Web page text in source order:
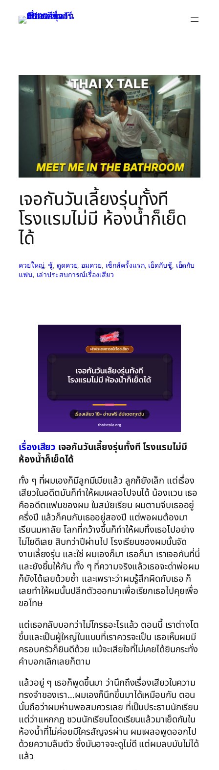
เจอกันวันเลี้ยงรุ่นทั้งที
โรงแรมไม่มี ห้องน้ำก็เย็ด
ได้
ควยใหญ่, ชู้, ดูดควย, อมควย, เซ็กส์ครั้งแรก, เย็ดกับชู้, เย็ดกับ
แฟน, เล่าประสบการณ์เรื่องเสียว
เรื่องเสียว เจอกันวันเลี้ยงรุ่นทั้งที โรงแรมไม่มี
ห้องน้ำก็เย็ดได้
ทั้ง ๆ ที่ผมเองก็มีลูกมีเมียแล้ว ลูกก็ยังเล็ก แต่เรื่อง
เสียวในอดีตมันก็ทำให้ผมเผลอไปจนได้ น้องแวน เธอ
คืออดีตแฟนของผม ในสมัยเรียน ผมตามจีบเธออยู่
ครึ่งปี แล้วก็คบกับเธออยู่สองปี แต่พอผมต้องมา
เรียนมหาลัย โลกที่กว้างขึ้นก็ทำให้ผมทิ้งเธอไปอย่าง
ไม่ไยดีเลย สิบกว่าปีผ่านไป โรงเรียนของผมนั้นจัด
งานเลี้ยงรุ่น และใช่ ผมเองก็มา เธอก็มา เราเจอกันที่นี่
และยังยิ้มให้กัน ทั้ง ๆ ที่ความจริงแล้วเธอจะด่าพ่อผม
ก็ยังได้เลยด้วยซ้ำ และเพราะว่าผมรู้สึกผิดกับเธอ ก็
เลยทำให้ผมนั้นปลีกตัวออกมาเพื่อเรียกเธอไปคุยเพื่อ
ขอโทษ
แต่เธอกลับบอกว่าไม่โกรธอะไรแล้ว ตอนนี้ เราต่างโต
ขึ้นและเป็นผู้ใหญ่ในแบบที่เราควรจะเป็น เธอเห็นผมมี
ครอบครัวก็ยินดีด้วย แม้จะเสียใจที่ไม่เคยได้ยินกระทั่ง
คำบอกเลิกเลยก็ตาม
แล้วอยู่ ๆ เธอก็พูดขึ้นมา ว่านึกถึงเรื่องเสียวในความ
ทรงจำของเรา…ผมเองก็นึกขึ้นมาได้เหมือนกัน ตอน
นั้นถือว่าผมห่ามพอสมควรเลย ที่เป็นประธานนักเรียน
แต่ว่าแหกกฎ ชวนนักเรียนโดดเรียนแล้วมาเย็ดกันใน
ห้องน้ำที่ไม่ค่อยมีใครสัญจรผ่าน ผมเผลอพูดออกไป
ด้วยความลืมตัว ซึ่งมันอาจจะดูไม่ดี แต่ผมลบมันไม่ได้
แล้ว